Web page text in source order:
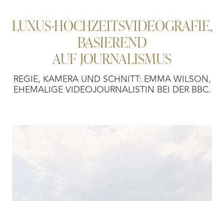
LUXUS-HOCHZEITSVIDEOGRAFIE,
BASIEREND
AUF JOURNALISMUS
REGIE, KAMERA UND SCHNITT: EMMA WILSON,
EHEMALIGE VIDEOJOURNALISTIN BEI DER BBC.